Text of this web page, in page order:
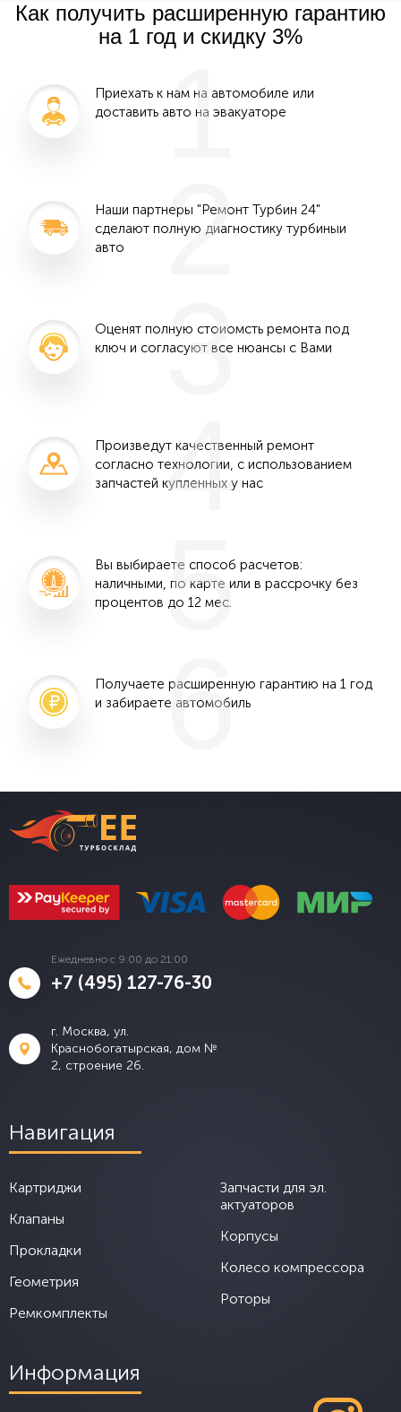
Как получить расширенную гарантию
на 1 год и скидку 3%
Приехать к нам на автомобиле или
доставить авто на эвакуаторе
1
Наши партнеры "Ремонт Турбин 24"
сделают полную диагностику турбиныи
авто
2
Оценят полную стоиомсть ремонта под
ключ и согласуют все нюансы с Вами
3
Произведут качественный ремонт
согласно технологии, с использованием
запчастей купленных у нас
4
Вы выбираете способ расчетов:
наличными, по карте или в рассрочку без
процентов до 12 мес.
5
Получаете расширенную гарантию на 1 год
и забираете автомобиль
6
Ежедневно с 9:00 до 21:00
+7 (495) 127-76-30
г. Москва, ул.
Краснобогатырская, дом №
2, строение 26.
Навигация
Картриджи
Клапаны
Прокладки
Геометрия
Ремкомплекты
Запчасти для эл.
актуаторов
Корпусы
Колесо компрессора
Роторы
Информация